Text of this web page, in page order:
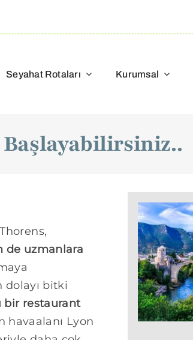
Seyahat Rotaları Kurumsal
Başlayabilirsiniz..
de uzmanlara
dolayı bitki
bir restaurant
havaalanı Lyon